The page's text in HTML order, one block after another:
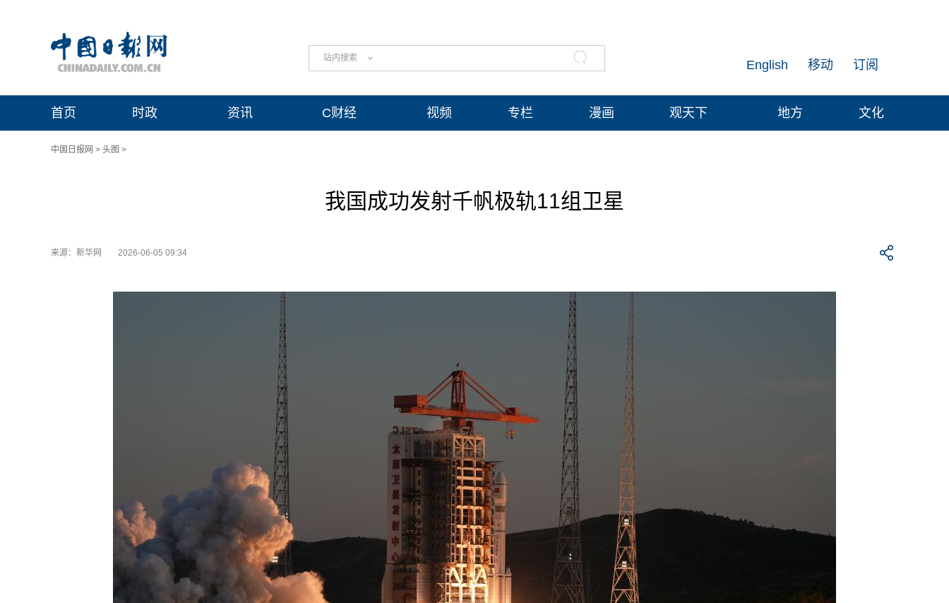
站内搜索 订阅
移动
English
首页 时政 资讯 C财经 视频 专栏 漫画 观天下 地方 文化
中国日报网 > 头图 >
我国成功发射千帆极轨11组卫星
来源：新华网 2026-06-05 09:34